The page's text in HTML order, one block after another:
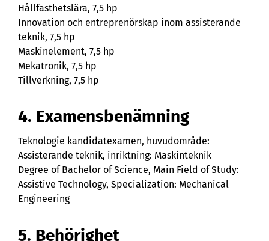
Hållfasthetslära, 7,5 hp
Innovation och entreprenörskap inom assisterande
teknik, 7,5 hp
Maskinelement, 7,5 hp
Mekatronik, 7,5 hp
Tillverkning, 7,5 hp
4. Examensbenämning
Teknologie kandidatexamen, huvudområde:
Assisterande teknik, inriktning: Maskinteknik
Degree of Bachelor of Science, Main Field of Study:
Assistive Technology, Specialization: Mechanical
Engineering
5. Behörighet